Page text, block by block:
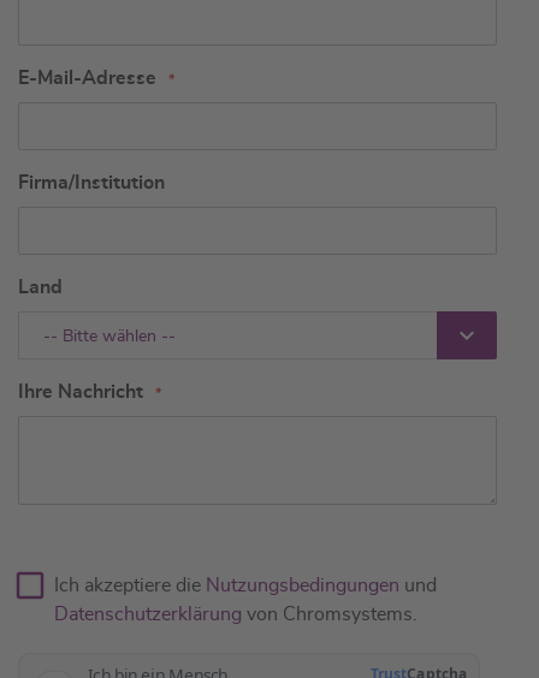
E-Mail-Adresse
Firma/Institution
Land
-- Bitte wählen --
Ihre Nachricht
Ich akzeptiere die Nutzungsbedingungen und
Datenschutzerklärung von Chromsystems.